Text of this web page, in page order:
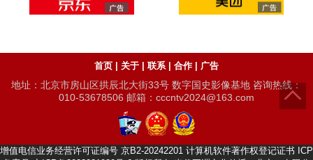
首页 关于 联系 合作 广告
地址：北京市房山区拱辰北大街33号 数字国史影像基地 咨询热线：
010-53678506 邮箱：cccntv2024@163.com
增值电信业务经营许可证编号 京B2-20242201 计算机软件著作权登记证书 ICP